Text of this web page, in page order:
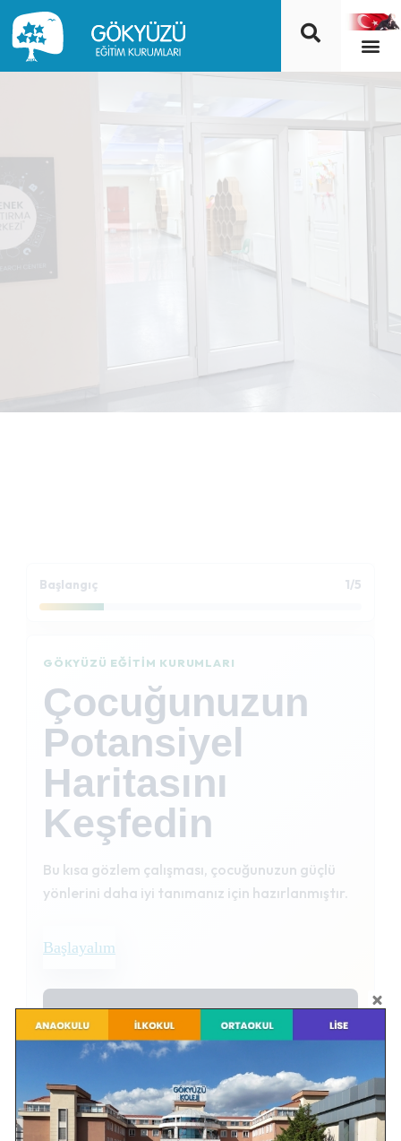
Başlangıç 1/5
GÖKYÜZÜ EĞITIM KURUMLARI
Çocuğunuzun
Potansiyel
Haritasını
Keşfedin
Bu kısa gözlem çalışması, çocuğunuzun güçlü
yönlerini daha iyi tanımanız için hazırlanmıştır.
Başlayalım
Profil tabanlı rapor
Alt boyutlar, güçlü yönler, destek alanları
ve ev önerileri birlikte değerlendirilir.
Bu çalışma tanı, teşhis veya tıbbi/psikolojik